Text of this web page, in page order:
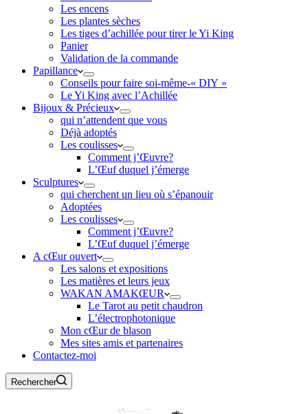
Les encens
Les plantes sèches
Les tiges d’achillée pour tirer le Yi King
Panier
Validation de la commande
Papillance
Conseils pour faire soi-même-« DIY »
Le Yi King avec l’Achillée
Bijoux & Précieux
qui n’attendent que vous
Déjà adoptés
Les coulisses
Comment j’Œuvre?
L’Œuf duquel j’émerge
Sculptures
qui cherchent un lieu où s’épanouir
Adoptées
Les coulisses
Comment j’Œuvre?
L’Œuf duquel j’émerge
A cŒur ouvert
Les salons et expositions
Les matières et leurs jeux
WAKAN AMAKŒUR
Le Tarot au petit chaudron
L’électrophotonique
Mon cŒur de blason
Mes sites amis et partenaires
Contactez-moi
Rechercher